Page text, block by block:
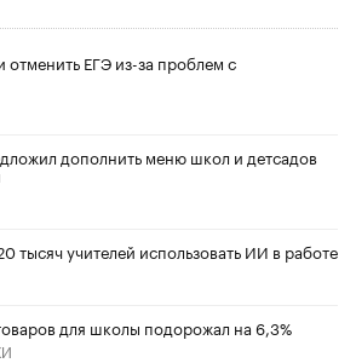
ЕГЭ из-за проблем с
дополнить меню школ и детсадов
тысяч учителей использовать ИИ в работе
для школы подорожал на 6,3%